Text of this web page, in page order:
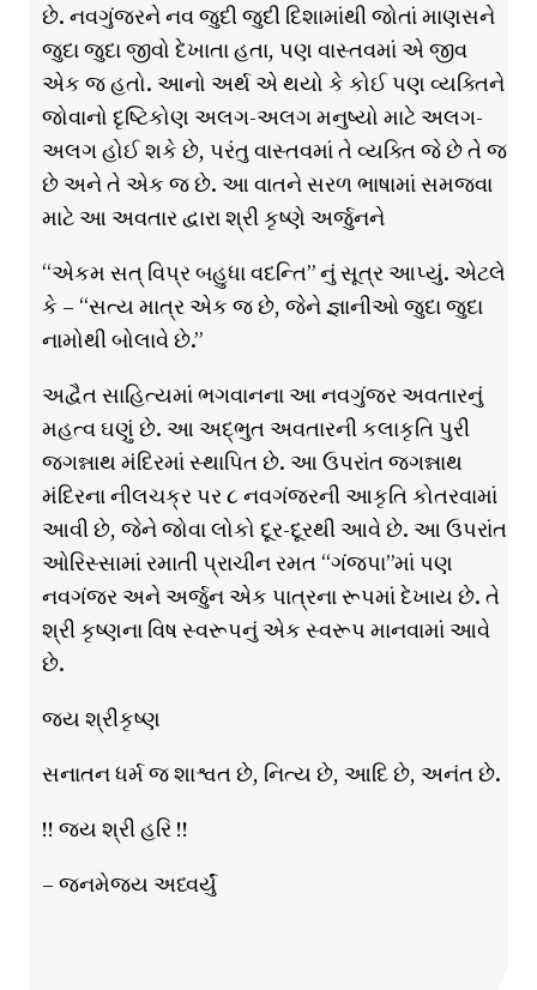
છે. નવગુંજરને નવ જુદી જુદી દિશામાંથી જોતાં માણસને
જુદા જુદા જીવો દેખાતા હતા, પણ વાસ્તવમાં એ જીવ
એક જ હતો. આનો અર્થ એ થયો કે કોઈ પણ વ્યક્તિને
જોવાનો દૃષ્ટિકોણ અલગ-અલગ મનુષ્યો માટે અલગ-
અલગ હોઈ શકે છે, પરંતુ વાસ્તવમાં તે વ્યક્તિ જે છે તે જ
છે અને તે એક જ છે. આ વાતને સરળ ભાષામાં સમજવા
માટે આ અવતાર દ્વારા શ્રી કૃષ્ણે અર્જુનને
“એકમ સત્ વિપ્ર બહુધા વદન્તિ” નું સૂત્ર આપ્યું. એટલે
કે – “સત્ય માત્ર એક જ છે, જેને જ્ઞાનીઓ જુદા જુદા
નામોથી બોલાવે છે.”
અદ્વૈત સાહિત્યમાં ભગવાનના આ નવગુંજર અવતારનું
મહત્વ ઘણું છે. આ અદ્ભુત અવતારની કલાકૃતિ પુરી
જગન્નાથ મંદિરમાં સ્થાપિત છે. આ ઉપરાંત જગન્નાથ
મંદિરના નીલચક્ર પર ૮ નવગંજરની આકૃતિ કોતરવામાં
આવી છે, જેને જોવા લોકો દૂર-દૂરથી આવે છે. આ ઉપરાંત
ઓરિસ્સામાં રમાતી પ્રાચીન રમત “ગંજપા”માં પણ
નવગંજર અને અર્જુન એક પાત્રના રૂપમાં દેખાય છે. તે
શ્રી કૃષ્ણના વિષ સ્વરૂપનું એક સ્વરૂપ માનવામાં આવે
છે.
જય શ્રીકૃષ્ણ
સનાતન ધર્મ જ શાશ્વત છે, નિત્ય છે, આદિ છે, અનંત છે.
!! જય શ્રી હરિ !!
– જનમેજય અધ્વર્યું